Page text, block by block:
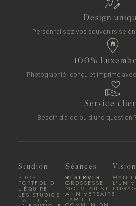
Design
Personnalisez vos souvenirs
100%
Photographié, conçu et imprimé
Service
Besoin d'aide ou d'une question ?
Studion
SHOP
PORTFOLIO
L'ÉQUIPE
LES STUDIOS
L'ATELIER
Séances
RÉSERVER
GROSSESSE
NOUVEAU-NÉ
ANNIVERSAIRE
FAMILLE
Vision